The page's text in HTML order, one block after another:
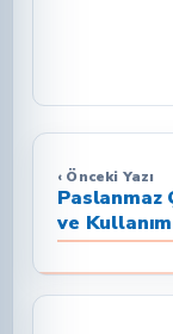
‹ Önceki Yazı
ve
Faydalar